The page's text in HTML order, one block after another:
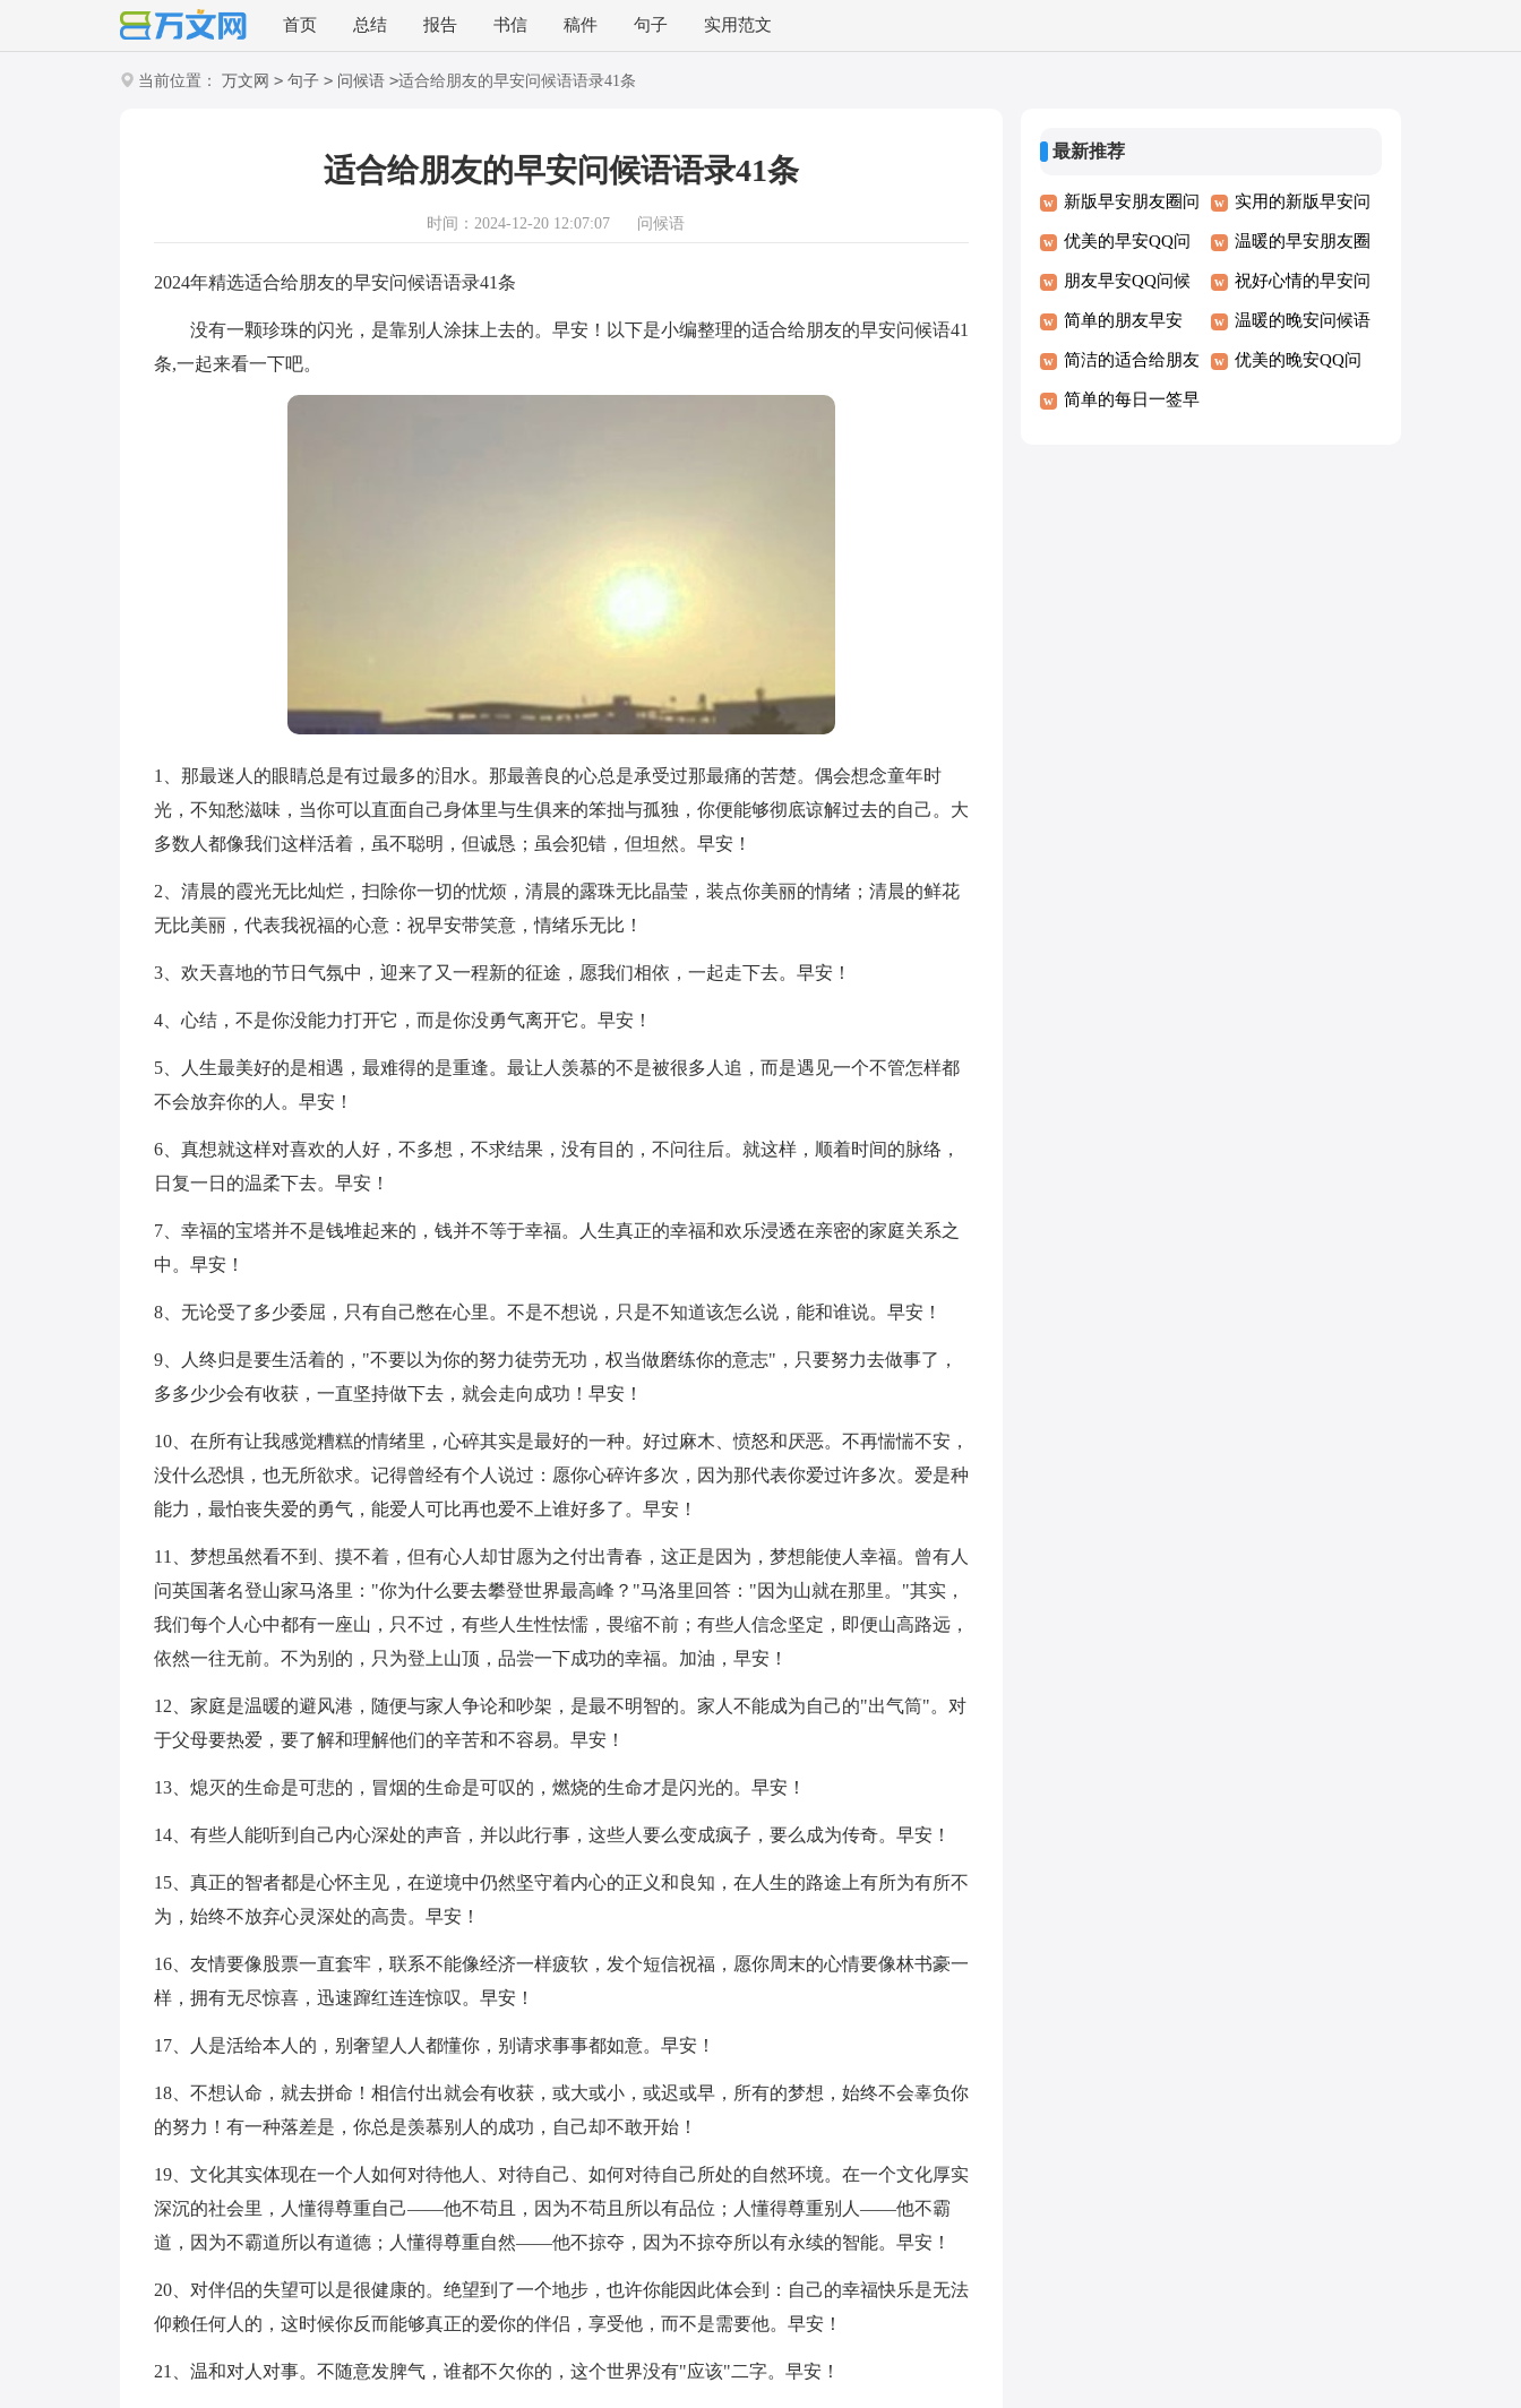
首页 总结 报告 书信 稿件 句子 实用范文
当前位置： 万文网 > 句子 > 问候语 >适合给朋友的早安问候语语录41条
适合给朋友的早安问候语语录41条
时间：2024-12-20 12:07:07 问候语
2024年精选适合给朋友的早安问候语语录41条
没有一颗珍珠的闪光，是靠别人涂抹上去的。早安！以下是小编整理的适合给朋友的早安问候语41
条,一起来看一下吧。
1、那最迷人的眼睛总是有过最多的泪水。那最善良的心总是承受过那最痛的苦楚。偶会想念童年时
光，不知愁滋味，当你可以直面自己身体里与生俱来的笨拙与孤独，你便能够彻底谅解过去的自己。大
多数人都像我们这样活着，虽不聪明，但诚恳；虽会犯错，但坦然。早安！
2、清晨的霞光无比灿烂，扫除你一切的忧烦，清晨的露珠无比晶莹，装点你美丽的情绪；清晨的鲜花
无比美丽，代表我祝福的心意：祝早安带笑意，情绪乐无比！
3、欢天喜地的节日气氛中，迎来了又一程新的征途，愿我们相依，一起走下去。早安！
4、心结，不是你没能力打开它，而是你没勇气离开它。早安！
5、人生最美好的是相遇，最难得的是重逢。最让人羡慕的不是被很多人追，而是遇见一个不管怎样都
不会放弃你的人。早安！
6、真想就这样对喜欢的人好，不多想，不求结果，没有目的，不问往后。就这样，顺着时间的脉络，
日复一日的温柔下去。早安！
7、幸福的宝塔并不是钱堆起来的，钱并不等于幸福。人生真正的幸福和欢乐浸透在亲密的家庭关系之
中。早安！
8、无论受了多少委屈，只有自己憋在心里。不是不想说，只是不知道该怎么说，能和谁说。早安！
9、人终归是要生活着的，"不要以为你的努力徒劳无功，权当做磨练你的意志"，只要努力去做事了，
多多少少会有收获，一直坚持做下去，就会走向成功！早安！
10、在所有让我感觉糟糕的情绪里，心碎其实是最好的一种。好过麻木、愤怒和厌恶。不再惴惴不安，
没什么恐惧，也无所欲求。记得曾经有个人说过：愿你心碎许多次，因为那代表你爱过许多次。爱是种
能力，最怕丧失爱的勇气，能爱人可比再也爱不上谁好多了。早安！
11、梦想虽然看不到、摸不着，但有心人却甘愿为之付出青春，这正是因为，梦想能使人幸福。曾有人
问英国著名登山家马洛里："你为什么要去攀登世界最高峰？"马洛里回答："因为山就在那里。"其实，
我们每个人心中都有一座山，只不过，有些人生性怯懦，畏缩不前；有些人信念坚定，即便山高路远，
依然一往无前。不为别的，只为登上山顶，品尝一下成功的幸福。加油，早安！
12、家庭是温暖的避风港，随便与家人争论和吵架，是最不明智的。家人不能成为自己的"出气筒"。对
于父母要热爱，要了解和理解他们的辛苦和不容易。早安！
13、熄灭的生命是可悲的，冒烟的生命是可叹的，燃烧的生命才是闪光的。早安！
14、有些人能听到自己内心深处的声音，并以此行事，这些人要么变成疯子，要么成为传奇。早安！
15、真正的智者都是心怀主见，在逆境中仍然坚守着内心的正义和良知，在人生的路途上有所为有所不
为，始终不放弃心灵深处的高贵。早安！
16、友情要像股票一直套牢，联系不能像经济一样疲软，发个短信祝福，愿你周末的心情要像林书豪一
样，拥有无尽惊喜，迅速蹿红连连惊叹。早安！
17、人是活给本人的，别奢望人人都懂你，别请求事事都如意。早安！
18、不想认命，就去拼命！相信付出就会有收获，或大或小，或迟或早，所有的梦想，始终不会辜负你
的努力！有一种落差是，你总是羡慕别人的成功，自己却不敢开始！
19、文化其实体现在一个人如何对待他人、对待自己、如何对待自己所处的自然环境。在一个文化厚实
深沉的社会里，人懂得尊重自己——他不苟且，因为不苟且所以有品位；人懂得尊重别人——他不霸
道，因为不霸道所以有道德；人懂得尊重自然——他不掠夺，因为不掠夺所以有永续的智能。早安！
20、对伴侣的失望可以是很健康的。绝望到了一个地步，也许你能因此体会到：自己的幸福快乐是无法
仰赖任何人的，这时候你反而能够真正的爱你的伴侣，享受他，而不是需要他。早安！
21、温和对人对事。不随意发脾气，谁都不欠你的，这个世界没有"应该"二字。早安！
最新推荐
新版早安朋友圈问
候语
实用的新版早安问
候语短信
优美的早安QQ问
候语45条
温暖的早安朋友圈
问候语46条
朋友早安QQ问候
语31条
祝好心情的早安问
候语短信36条
简单的朋友早安
QQ问候语32条
温暖的晚安问候语
短信80条
简洁的适合给朋友
的早安问候语语录
优美的晚安QQ问
简单的每日一签早